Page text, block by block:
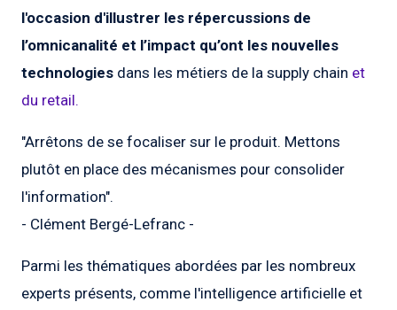
l'occasion d'illustrer les répercussions de
l’omnicanalité et l’impact qu’ont les nouvelles
technologies dans les métiers de la supply chain et
du retail.
"Arrêtons de se focaliser sur le produit. Mettons
plutôt en place des mécanismes pour consolider
l'information".
- Clément Bergé-Lefranc -
Parmi les thématiques abordées par les nombreux
experts présents, comme l'intelligence artificielle et